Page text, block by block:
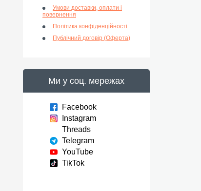
Умови доставки, оплати і
повернення
Політика конфіденційності
Публічний договір (Оферта)
Ми у соц. мережах
Facebook
Instagram
Threads
Telegram
YouTube
TikTok